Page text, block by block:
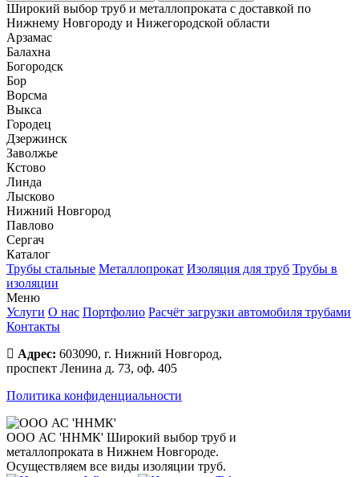
Широкий выбор труб и металлопроката с доставкой по
Нижнему Новгороду и Нижегородской области
Арзамас
Балахна
Богородск
Бор
Ворсма
Выкса
Городец
Дзержинск
Заволжье
Кстово
Линда
Лысково
Нижний Новгород
Павлово
Сергач
Каталог
Трубы стальные Металлопрокат Изоляция для труб Трубы в
изоляции
Меню
Услуги О нас Портфолио Расчёт загрузки автомобиля трубами
Контакты
Адрес: 603090, г. Нижний Новгород,
проспект Ленина д. 73, оф. 405
Политика конфиденциальности
ООО АС 'ННМК' Широкий выбор труб и
металлопроката в Нижнем Новгороде.
Осуществляем все виды изоляции труб.